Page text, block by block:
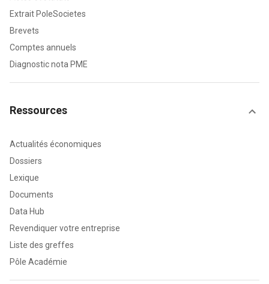
Extrait PoleSocietes
Brevets
Comptes annuels
Diagnostic nota PME
Ressources
Actualités économiques
Dossiers
Lexique
Documents
Data Hub
Revendiquer votre entreprise
Liste des greffes
Pôle Académie